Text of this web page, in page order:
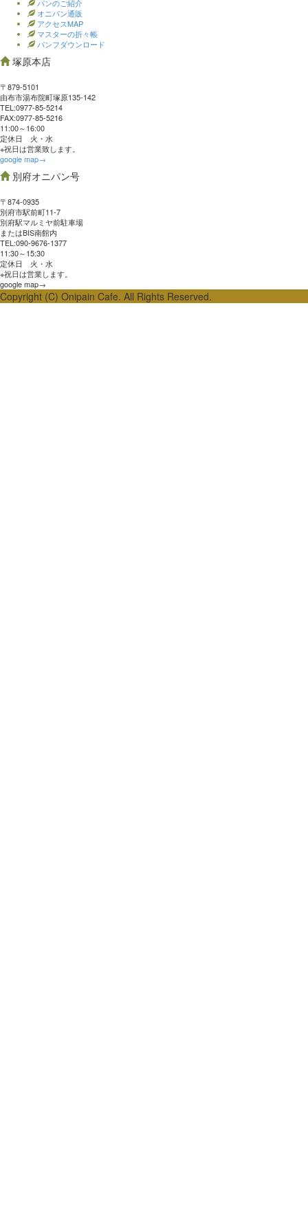
パンのご紹介
オニパン通販
アクセスMAP
マスターの折々帳
パンフダウンロード
塚原本店
〒879-5101
由布市湯布院町塚原135-142
TEL:0977‐85-5214
FAX:0977‐85-5216
11:00～16:00
定休日 火・水
※祝日は営業致します。
google map→
別府オニパン号
〒874-0935
別府市駅前町11-7
別府駅マルミヤ前駐車場
またはBIS南館内
TEL:090-9676-1377
11:30～15:30
定休日 火・水
※祝日は営業します。
google map→
Copyright (C) Onipain Cafe. All Rights Reserved.